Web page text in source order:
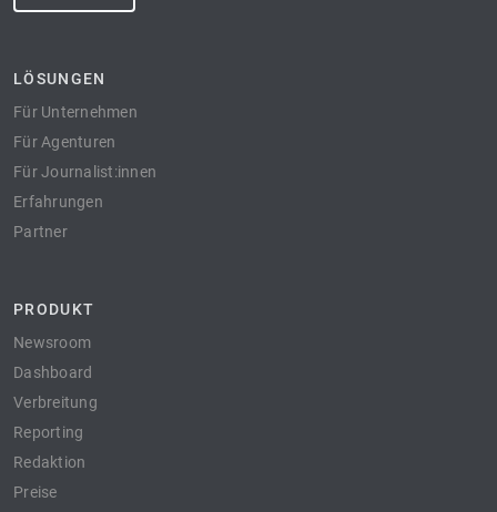
LÖSUNGEN
Für Unternehmen
Für Agenturen
Für Journalist:innen
Erfahrungen
Partner
PRODUKT
Newsroom
Dashboard
Verbreitung
Reporting
Redaktion
Preise